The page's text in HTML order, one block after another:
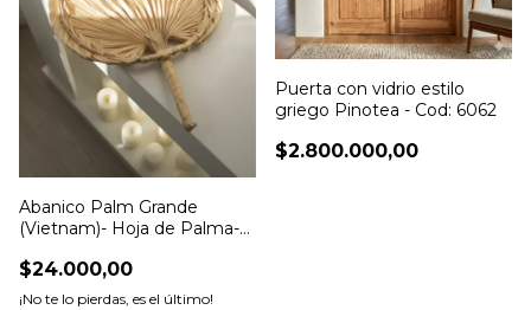
Abanico Palm Grande
(Vietnam)- Hoja de Palma-
$24.000,00
¡No te lo pierdas, es el último!
Puerta con vidrio estilo
griego Pinotea - Cod: 6062
$2.800.000,00